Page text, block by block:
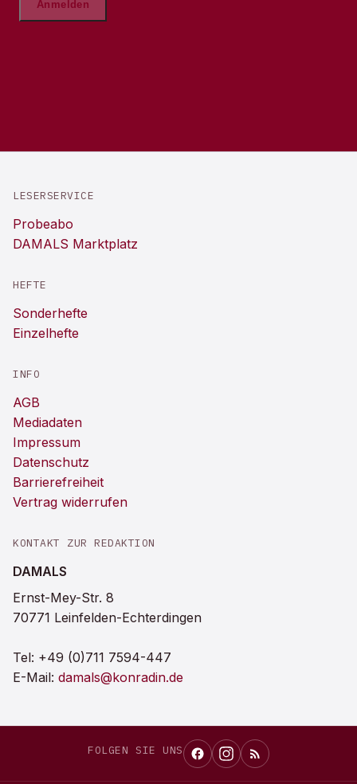
LESERSERVICE
Probeabo
DAMALS Marktplatz
HEFTE
Sonderhefte
Einzelhefte
INFO
AGB
Mediadaten
Impressum
Datenschutz
Barrierefreiheit
Vertrag widerrufen
KONTAKT ZUR REDAKTION
DAMALS
Ernst-Mey-Str. 8
70771 Leinfelden-Echterdingen
Tel: +49 (0)711 7594-447
E-Mail: damals@konradin.de
FOLGEN SIE UNS